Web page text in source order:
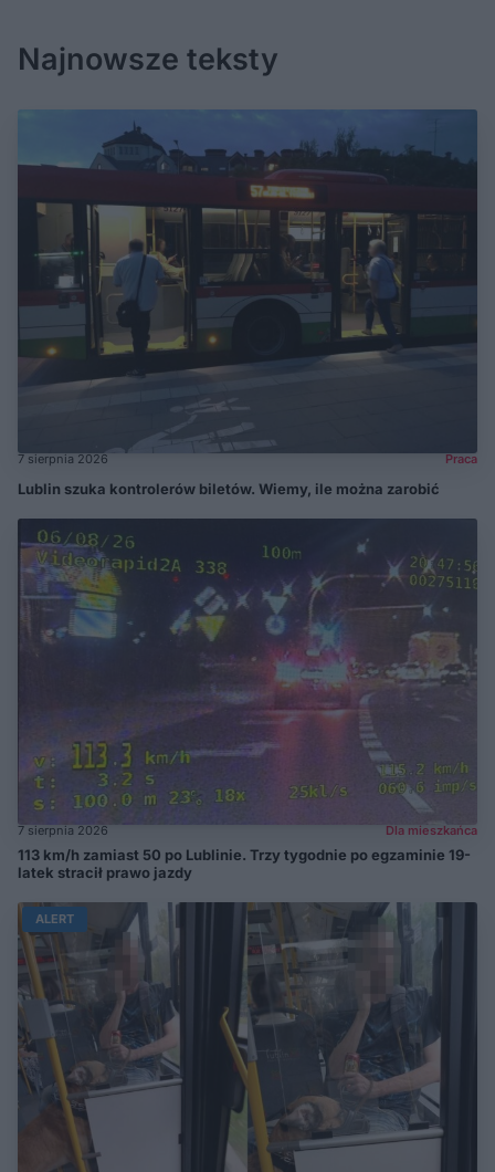
Najnowsze teksty
7 sierpnia 2026 Praca
Lublin szuka kontrolerów biletów. Wiemy, ile można zarobić
7 sierpnia 2026 Dla mieszkańca
113 km/h zamiast 50 po Lublinie. Trzy tygodnie po egzaminie 19-
latek stracił prawo jazdy
ALERT